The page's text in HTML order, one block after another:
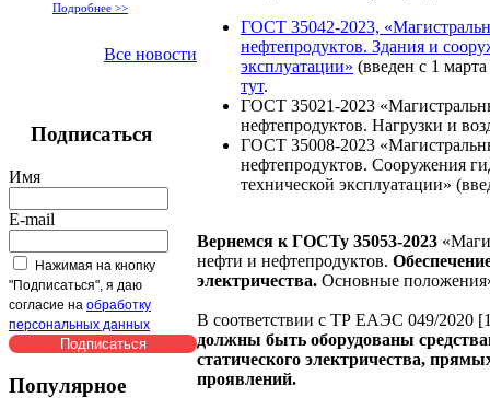
Подробнее >>
Все новости
Подписаться
Имя
E-mail
Нажимая на кнопку
"Подписаться", я даю
согласие на обработку
персональных данных
Популярное
ГОСТ 35042-2023,
нефтепродуктов. Здания и
эксплуатации» (введен с 1
тут.
ГОСТ 35021-2023
нефтепродуктов. Нагрузки и
ГОСТ 35008-2023
нефтепродуктов. Сооружения
технической эксплуатации»
Вернемся к ГОСТу 35053-2023
нефти и нефтепродуктов.
электричества. Основные
В соответствии с ТР ЕАЭС 049/2020
должны быть оборудованы
статического электричества,
проявлений.